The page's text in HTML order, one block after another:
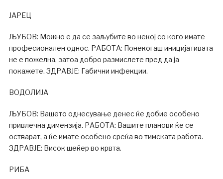
ЈАРЕЦ
ЉУБОВ: Можно е да се заљубите во некој со кого имате
професионален однос. РАБОТА: Понекогаш иницијативата
не е пожелна, затоа добро размислете пред да ја
покажете. ЗДРАВЈЕ: Габични инфекции.
ВОДОЛИЈА
ЉУБОВ: Вашето однесување денес ќе добие особено
привлечна димензија. РАБОТА: Вашите планови ќе се
остварат, а ќе имате особено среќа во тимската работа.
ЗДРАВЈЕ: Висок шеќер во крвта.
РИБА